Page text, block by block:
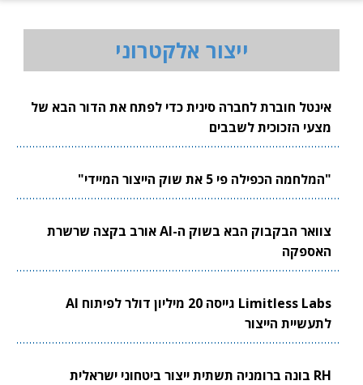
ייצור אלקטרוני
אינטל חוברת לחברה סינית כדי לפתח את הדור הבא של
מצעי הזכוכית לשבבים
"המלחמה הכפילה פי 5 את שוק הייצור המיידי"
צוואר הבקבוק הבא בשוק ה-AI אורב בקצה שרשרת
האספקה
Limitless Labs גייסה 20 מיליון דולר לפיתוח AI
לתעשיית הייצור
RH בונה ברומניה תשתית ייצור ביטחוני ישראלית